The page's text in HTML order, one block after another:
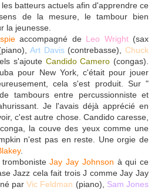
batteurs actuels afin d'apprendre ce
de la mesure, le tambour bien
la jeunesse.
accompagné de Leo Wright(sax
Art Davis(contrebasse), Chuck
s'ajoute Candido Camero (congas).
pour New York, c'était pour jouer
cela s'est produit. Sur "
tambours entre percussionniste et
Je l'avais déjà apprécié en
c'est autre chose. Candido caresse,
la couve des yeux comme une
n'est pas en reste. Une orgie de
.
trombonisteJay Jay Johnson à qui ce
Jazz cela fait trois J comme Jay Jay
parVic Feldman (piano), Sam Jones